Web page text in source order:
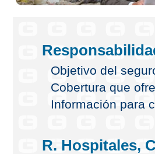
Objetivo del
Cobertura que
Información para
R. Hospitales,